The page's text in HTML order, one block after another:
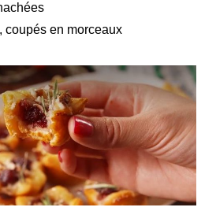
coupés en morceaux